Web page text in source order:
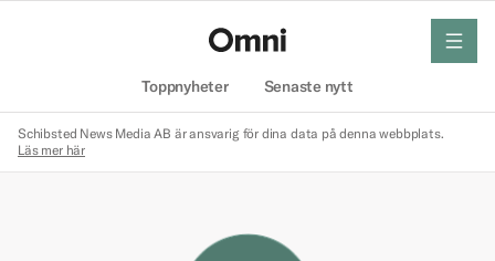
Toppnyheter Senaste nytt
meny
Schibsted News Media AB är ansvarig för dina data på denna webbplats.
Läs mer här